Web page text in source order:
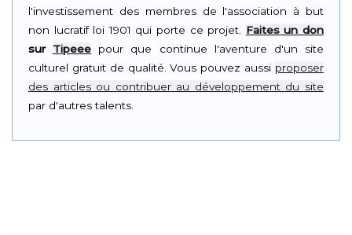
l'investissement des membres de l'association à but
non lucratif loi 1901 qui porte ce projet. Faites un don
sur Tipeee pour que continue l'aventure d'un site
culturel gratuit de qualité. Vous pouvez aussi proposer
des articles ou contribuer au développement du site
par d'autres talents.